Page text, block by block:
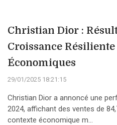
Christian Dior :
Croissance
Économiques
29/01/2025 18:21:15
Christian Dior a annoncé une
2024, affichant des ventes de
contexte économique m...